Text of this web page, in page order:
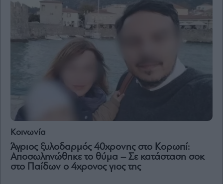
Κοινωνία
Άγριος ξυλοδαρμός 40χρονης στο Κορωπί:
Αποσωληνώθηκε το θύμα – Σε κατάσταση σοκ
στο Παίδων ο 4χρονος γιος της